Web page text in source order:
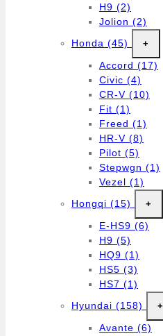
H9 (2)
Jolion (2)
Honda (45) +
Accord (17)
Civic (4)
CR-V (10)
Fit (1)
Freed (1)
HR-V (8)
Pilot (5)
Stepwgn (1)
Vezel (1)
Hongqi (15) +
E-HS9 (6)
H9 (5)
HQ9 (1)
HS5 (3)
HS7 (1)
Hyundai (158) +
Avante (6)